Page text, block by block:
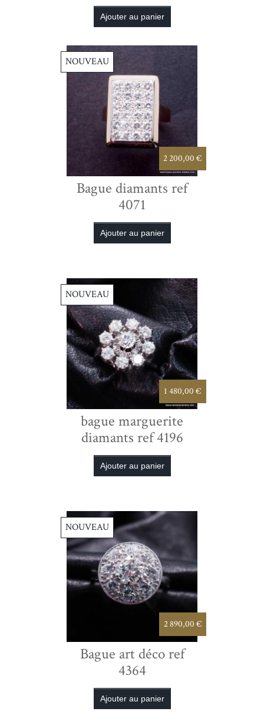
2 200,00 €
NOUVEAU
Bague diamants ref
4071
1 480,00 €
NOUVEAU
bague marguerite
diamants ref 4196
2 890,00 €
NOUVEAU
Bague art déco ref
4364